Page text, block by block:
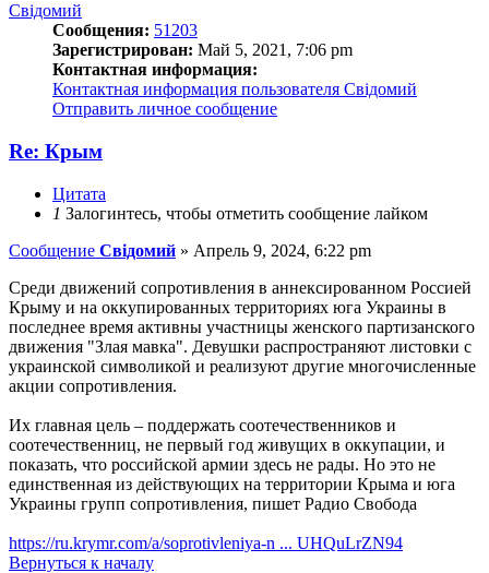
Свідомий
Сообщения: 51203
Зарегистрирован: Май 5, 2021, 7:06 pm
Контактная информация:
Контактная информация пользователя Свідомий
Отправить личное сообщение
Re: Крым
Цитата
1 Залогинтесь, чтобы отметить сообщение лайком
Сообщение Свідомий » Апрель 9, 2024, 6:22 pm
Среди движений сопротивления в аннексированном Россией
Крыму и на оккупированных территориях юга Украины в
последнее время активны участницы женского партизанского
движения "Злая мавка". Девушки распространяют листовки с
украинской символикой и реализуют другие многочисленные
акции сопротивления.
Их главная цель – поддержать соотечественников и
соотечественниц, не первый год живущих в оккупации, и
показать, что российской армии здесь не рады. Но это не
единственная из действующих на территории Крыма и юга
Украины групп сопротивления, пишет Радио Свобода
https://ru.krymr.com/a/soprotivleniya-n ... UHQuLrZN94
Вернуться к началу